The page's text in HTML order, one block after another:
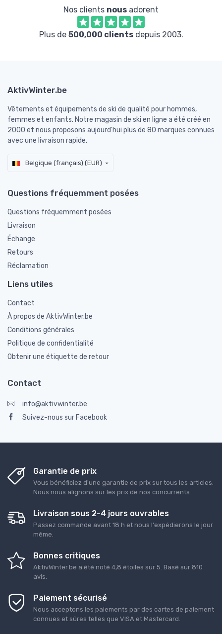
Nos clients nous adorent
Plus de 500,000 clientsdepuis 2003.
AktivWinter.be
Vêtements et équipements de ski de qualité pour hommes,
femmes et enfants. Notre magasin de ski en ligne a été créé en
2000 et nous proposons aujourd'hui plus de 80 marques connues
avec une livraison rapide.
Belgique (français) (EUR)
Questions fréquemment posées
Questions fréquemment posées
Livraison
Échange
Retours
Réclamation
Liens utiles
Contact
À propos de AktivWinter.be
Conditions générales
Politique de confidentialité
Obtenir une étiquette de retour
Contact
info@aktivwinter.be
Suivez-nous sur Facebook
Garantie de prix
Vous bénéficiez d'une garantie de prix sur tous les articles.
Nous nous alignons sur les prix de nos concurrents.
Livraison sous 2-4 jours ouvrables
Passez commande avant 18 h et nous l'expédierons le jour
même.
Bonnes critiques
AktivWinter.be a été noté 4,8 étoiles sur 5 . Basé sur 810
avis.
Paiement sécurisé
Nous acceptons les paiements par des cartes de paiement
connues et sûres telles que VISA et Mastercard.